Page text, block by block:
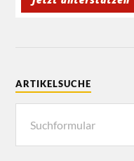
ARTIKELSUCHE